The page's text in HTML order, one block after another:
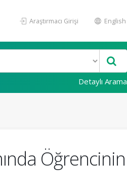
Araştırmacı Girişi English
Detaylı Arama
Öğrencinin